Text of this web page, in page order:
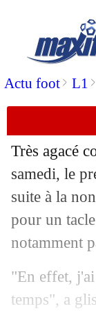
Actu foot> L1 >
Très agacé
samedi, le
suite à la
pour un
notamment
"En effet,
temps", a
Troyes
03/05 Real:
03/05
03/05 OM:
03/05